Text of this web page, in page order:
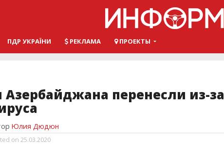
ПДР УКРАЇНИ РЕКЛАМА ПРОЕКТЫ
Азербайджана перенесли из-за
Юлия Дюдюн
on 25.03.2020